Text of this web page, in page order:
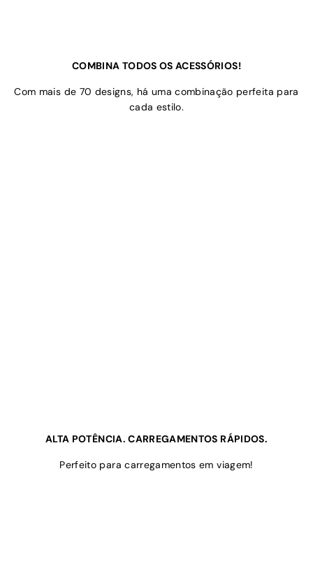
COMBINA TODOS OS ACESSÓRIOS!
Com mais de 70 designs, há uma combinação perfeita para
cada estilo.
ALTA POTÊNCIA. CARREGAMENTOS RÁPIDOS.
Perfeito para carregamentos em viagem!